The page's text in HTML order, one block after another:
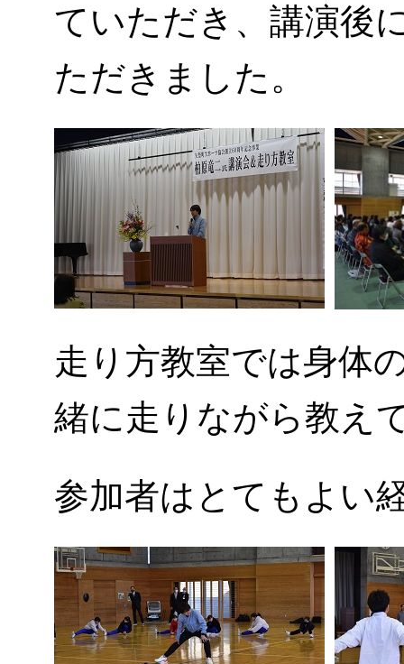
ていただき、講演後
ただきました。
走り方教室では身体
緒に走りながら教え
参加者はとてもよい